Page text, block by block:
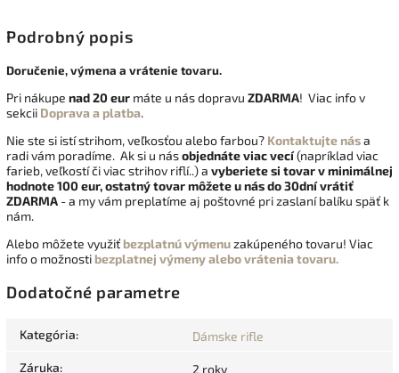
Podrobný popis
Doručenie, výmena a vrátenie tovaru.
Pri nákupe nad 20 eur máte u nás dopravu ZDARMA! Viac info v
sekcii Doprava a platba.
Nie ste si istí strihom, veľkosťou alebo farbou? Kontaktujte nása
radi vám poradíme. Ak si u násobjednáte viac vecí(napríklad viac
farieb, veľkostí či viac strihov riflí..) a vyberiete si tovar v minimálnej
hodnote 100 eur, ostatný tovar môžete u nás do 30dní vrátiť
ZDARMA - a my vám preplatíme aj poštovné pri zaslaní balíku späť k
nám.
Alebo môžete využiť bezplatnú výmenuzakúpeného tovaru! Viac
info o možnosti bezplatnej výmeny alebo vrátenia tovaru.
Dodatočné parametre
Kategória: Dámske rifle
Záruka: 2 roky